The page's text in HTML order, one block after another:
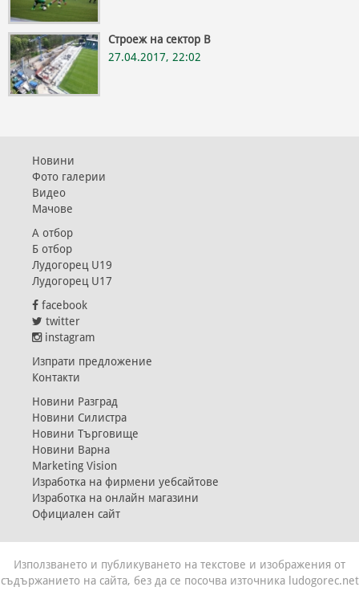
Строеж на сектор В
27.04.2017, 22:02
Новини
Фото галерии
Видео
Мачове
А отбор
Б отбор
Лудогорец U19
Лудогорец U17
facebook
twitter
instagram
Изпрати предложение
Контакти
Новини Разград
Новини Силистра
Новини Търговище
Новини Варна
Marketing Vision
Изработка на фирмени уебсайтове
Изработка на онлайн магазини
Официален сайт
Използването и публикуването на текстове и изображения от
съдържанието на сайта, без да се посочва източника ludogorec.net